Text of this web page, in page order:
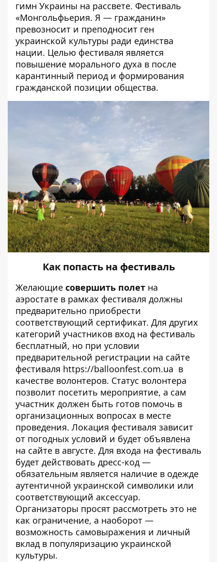
гимн Украины на рассвете. Фестиваль
«Монгольфьерия. Я — гражданин»
превозносит и преподносит ген
украинской культуры ради единства
нации. Целью фестиваля является
повышение морального духа в после
карантинный период и формирования
гражданской позиции общества.
Как попасть на фестиваль
Желающие совершить полет на
аэростате в рамках фестиваля должны
предварительно приобрести
соответствующий сертификат. Для других
категорий участников вход на фестиваль
бесплатный, но при условии
предварительной регистрации на сайте
фестиваля https://balloonfest.com.ua в
качестве волонтеров. Статус волонтера
позволит посетить мероприятие, а сам
участник должен быть готов помочь в
организационных вопросах в месте
проведения. Локация фестиваля зависит
от погодных условий и будет объявлена ​​
на сайте в августе. Для входа на фестиваль
будет действовать дресс-код —
обязательным является наличие в одежде
аутентичной украинской символики или
соответствующий аксессуар.
Организаторы просят рассмотреть это не
как ограничение, а наоборот —
возможность самовыражения и личный
вклад в популяризацию украинской
культуры.